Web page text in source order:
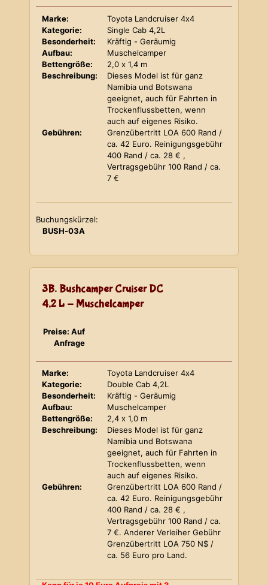
Marke:
Toyota Landcruiser 4x4
Kategorie:
Single Cab 4,2L
Besonderheit:
Kräftig - Geräumig
Aufbau:
Muschelcamper
Bettengröße:
2,0 x 1,4 m
Beschreibung:
Dieses Model ist für ganz
Namibia und Botswana
geeignet, auch für Fahrten in
Trockenflussbetten, wenn
auch auf eigenes Risiko.
Gebühren:
Grenzübertritt LOA 600 Rand /
ca. 42 Euro. Reinigungsgebühr
400 Rand / ca. 28 € ,
Vertragsgebühr 100 Rand / ca.
7 €
Buchungskürzel:
BUSH-03A
3B. Bushcamper Cruiser DC
4,2 L - Muschelcamper
Preise: Auf
Anfrage
Marke:
Toyota Landcruiser 4x4
Kategorie:
Double Cab 4,2L
Besonderheit:
Kräftig - Geräumig
Aufbau:
Muschelcamper
Bettengröße:
2,4 x 1,0 m
Beschreibung:
Dieses Model ist für ganz
Namibia und Botswana
geeignet, auch für Fahrten in
Trockenflussbetten, wenn
auch auf eigenes Risiko.
Gebühren:
Grenzübertritt LOA 600 Rand /
ca. 42 Euro. Reinigungsgebühr
400 Rand / ca. 28 € ,
Vertragsgebühr 100 Rand / ca.
7 €. Anderer Verleiher Gebühr
Grenzübertritt LOA 750 N$ /
ca. 56 Euro pro Land.